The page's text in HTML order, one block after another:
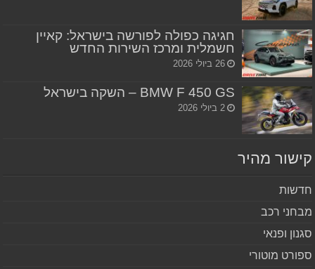
חגיגה כפולה לפורשה בישראל: קאיין
חשמלית ומרכז השירות החדש
26 ביולי 2026
BMW F 450 GS – השקה בישראל
2 ביולי 2026
מהיר
רכב
ופנאי
מוטורי